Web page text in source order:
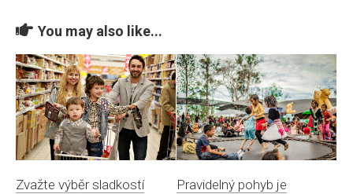
You may also like...
Zvažte výběr sladkostí
Pravidelný pohyb je